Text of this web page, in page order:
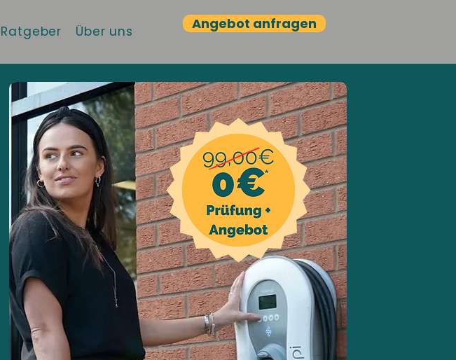
Ratgeber Über uns Angebot anfragen